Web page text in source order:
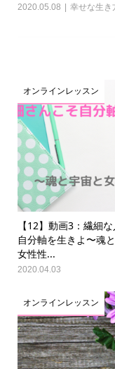
2020.05.08 幸せな生き
オンラインレッスン
【12】動画3：繊細
自分軸を生きよ〜魂
女性性...
2020.04.03
オンラインレッスン